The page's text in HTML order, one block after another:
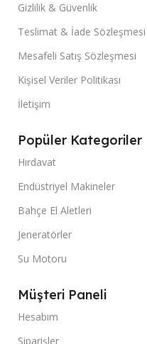
Gizlilik & Güvenlik
Teslimat & İade Sözleşmesi
Mesafeli Satış Sözleşmesi
Kişisel Veriler Politikası
İletişim
Popüler Kategoriler
Hırdavat
Endüstriyel Makineler
Bahçe El Aletleri
Jeneratörler
Su Motoru
Müşteri Paneli
Hesabım
Siparişler